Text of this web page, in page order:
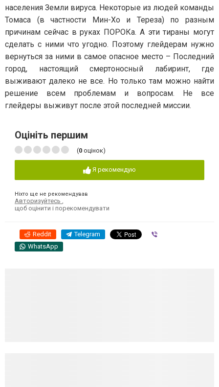
населения Земли вируса. Некоторые из людей команды
Томаса (в частности Мин-Хо и Тереза) по разным
причинам сейчас в руках ПОРОКа. А эти тираны могут
сделать с ними что угодно. Поэтому глейдерам нужно
вернуться за ними в самое опасное место – Последний
город, настоящий смертоносный лабиринт, где
выживают далеко не все. Но только там можно найти
решение всем проблемам и вопросам. Не все
глейдеры выживут после этой последней миссии.
Оцініть першим
(0 оцінок)
Я рекомендую
Ніхто ще не рекомендував
Авторизуйтесь
щоб оцінити і порекомендувати
Reddit Telegram
WhatsApp